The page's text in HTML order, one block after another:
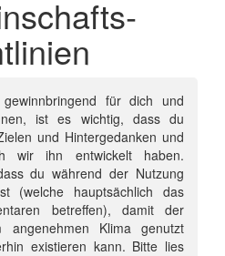
für dich und
ist es wichtig, dass du
und Hintergedanken und
wir ihn entwickelt haben.
du während der Nutzung
(welche hauptsächlich das
betreffen), damit der
angenehmen Klima genutzt
existieren kann. Bitte lies